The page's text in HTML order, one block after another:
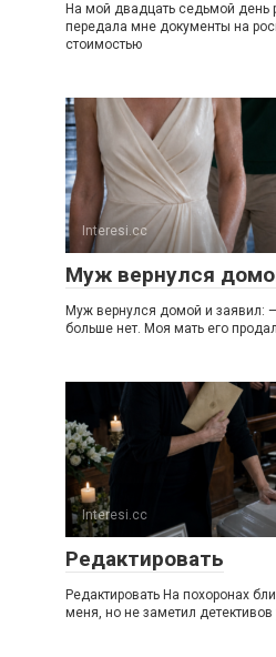
На мой двадцать седьмой день
передала мне документы на
стоимостью
Interesi.cc
Муж вернулся
Муж вернулся домой и заявил:
больше нет. Моя мать его
Interesi.cc
Редактировать
Редактировать На похоронах
меня, но не заметил